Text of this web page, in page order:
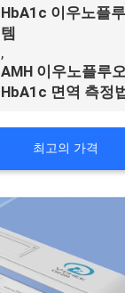
HbA1c 이우노플
템
,
AMH 이우노플루
HbA1c 면역 측정
최고의 가격